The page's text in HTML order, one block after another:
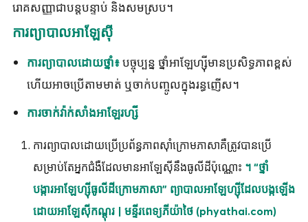
រោគសញ្ញាជាបន្តបន្ទាប់ និងសមស្រប។
ការព្យាបាលអាឡែស៊ី
ការ​ព្យាបាល​ដោយ​ថ្នាំ៖បច្ចុប្បន្ន ថ្នាំ​អាឡែ​ហ្ស៊ី​មាន​ប្រសិទ្ធភាព​ខ្ពស់
ហើយ​អាច​ប្រើ​តាម​មាត់ ឬ​ចាក់​បញ្ចូល​ក្នុង​រន្ធ​ញើស។
ការចាក់វ៉ាក់សាំងអាឡែរហ្សី
ការ​ព្យាបាល​ដោយ​ប្រើ​ប្រព័ន្ធ​ភាពស៊ាំ​ក្រោម​ភាសា​គឺ​ត្រូវ​បាន​ប្រើ​
សម្រាប់​តែ​អ្នក​ជំងឺ​ដែល​មាន​អាឡែស៊ី​នឹង​ធូលី​ដី​ប៉ុណ្ណោះ ។ “ថ្នាំ
បង្ការអាឡែហ្ស៊ីធូលីដីក្រោមភាសា” ព្យាបាលអាឡែហ្ស៊ីដែលបង្កឡើង
ដោយអាឡែស៊ីកណ្ដុរ | មន្ទីរពេទ្យភីយ៉ាថៃ (phyathai.com)